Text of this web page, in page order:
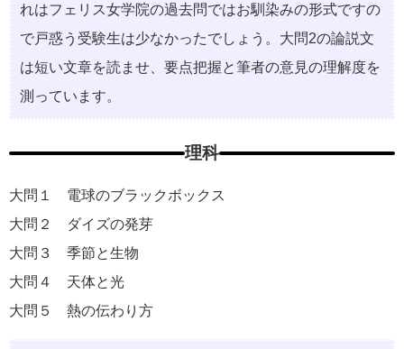
れはフェリス女学院の過去問ではお馴染みの形式ですの
で戸惑う受験生は少なかったでしょう。大問2の論説文
は短い文章を読ませ、要点把握と筆者の意見の理解度を
測っています。
理科
大問１ 電球のブラックボックス
大問２ ダイズの発芽
大問３ 季節と生物
大問４ 天体と光
大問５ 熱の伝わり方